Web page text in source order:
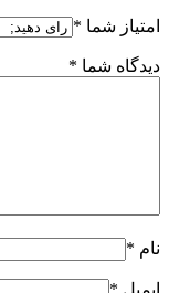
امتیاز شما *
دیدگاه شما *
نام *
ایمیل *